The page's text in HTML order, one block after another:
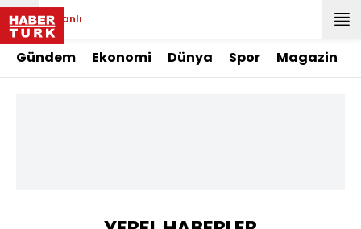
Canlı
Gündem Ekonomi Dünya Spor Magazin